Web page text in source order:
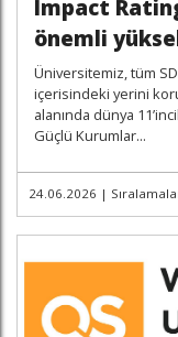
Impact
önemli
Üniversitemiz, tüm
içerisindeki yerini
alanında dünya
Güçlü Kurumlar...
24.06.2026 |